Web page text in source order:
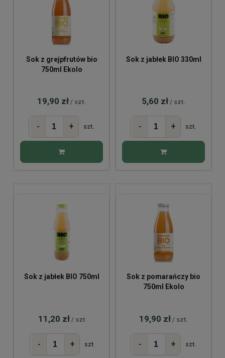
Sok z grejpfrutów bio
750ml Ekolo
19,90 zł / szt.
- + szt.
Sok z jabłek BIO 330ml
5,60 zł / szt.
- + szt.
Sok z jabłek BIO 750ml
11,20 zł / szt
- + szt
Sok z pomarańczy bio
750ml Ekolo
19,90 zł / szt.
- + szt.